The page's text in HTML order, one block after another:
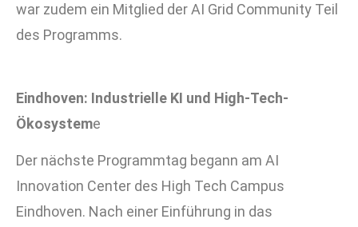
war zudem ein Mitglied der AI Grid Community Teil
des Programms.
Eindhoven: Industrielle KI und High-Tech-
Ökosysteme
Der nächste Programmtag begann am AI
Innovation Center des High Tech Campus
Eindhoven. Nach einer Einführung in das